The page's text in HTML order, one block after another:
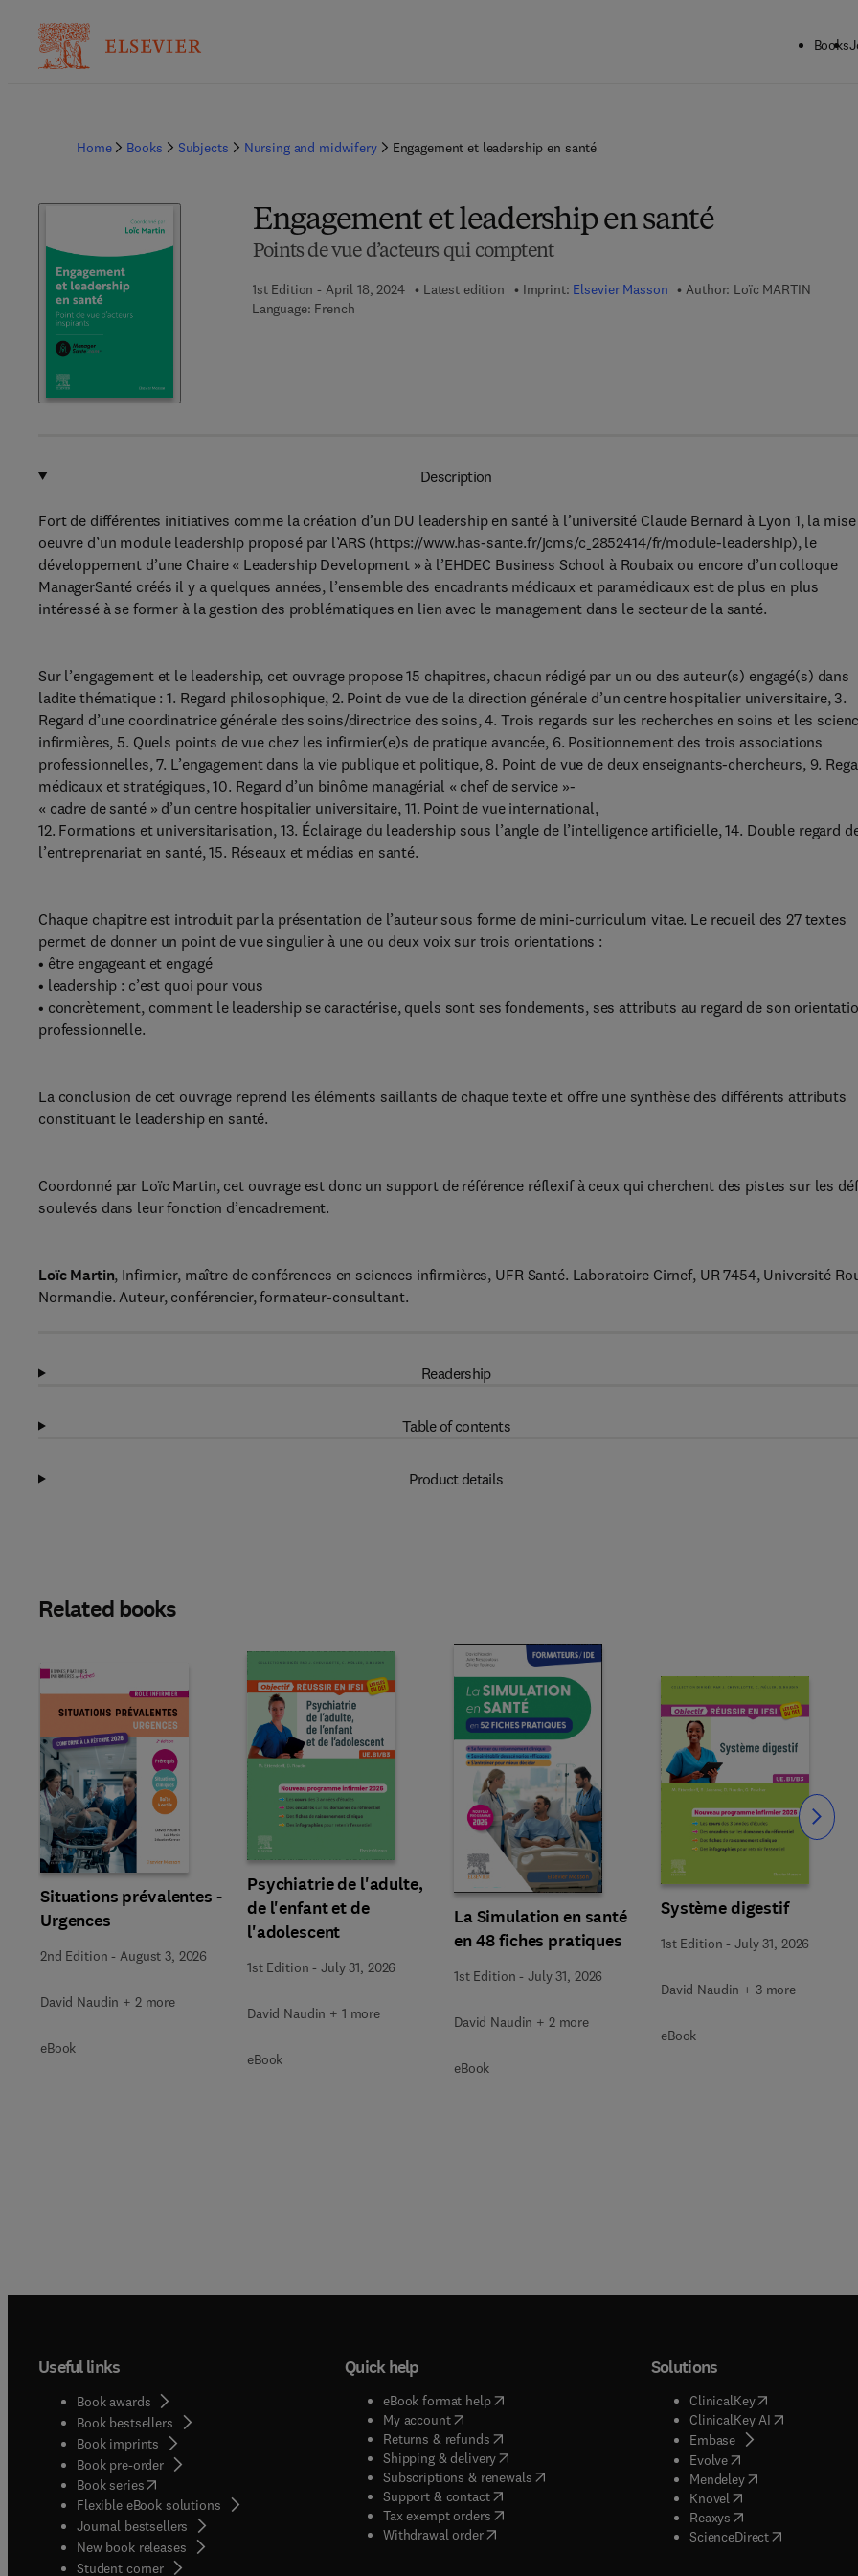
Books
Home Books Subjects Nursing and midwifery Engagement et leadership en santé
Engagement et leadership en santé
Points de vue d’acteurs qui comptent
1st Edition - April 18, 2024 Latest edition Imprint: Elsevier Masson Author: Loïc MARTIN
Language: French
Description
Fort de différentes initiatives comme la création d’un DU leadership en santé à l’université Claude Bernard à Lyon 1, la mise
oeuvre d’un module leadership proposé par l’ARS (https://www.has-sante.fr/jcms/c_2852414/fr/module-leadership), le
développement d’une Chaire « Leadership Development » à l’EHDEC Business School à Roubaix ou encore d’un colloque
ManagerSanté créés il y a quelques années, l’ensemble des encadrants médicaux et paramédicaux est de plus en plus
intéressé à se former à la gestion des problématiques en lien avec le management dans le secteur de la santé.
Sur l’engagement et le leadership, cet ouvrage propose 15 chapitres, chacun rédigé par un ou des auteur(s) engagé(s) dans
ladite thématique : 1. Regard philosophique, 2. Point de vue de la direction générale d’un centre hospitalier universitaire, 3.
Regard d’une coordinatrice générale des soins/directrice des soins, 4. Trois regards sur les recherches en soins et les
infirmières, 5. Quels points de vue chez les infirmier(e)s de pratique avancée, 6. Positionnement des trois associations
professionnelles, 7. L’engagement dans la vie publique et politique, 8. Point de vue de deux enseignants-chercheurs, 9.
médicaux et stratégiques, 10. Regard d’un binôme managérial « chef de service »-
« cadre de santé » d’un centre hospitalier universitaire, 11. Point de vue international,
12. Formations et universitarisation, 13. Éclairage du leadership sous l’angle de l’intelligence artificielle, 14. Double regard
l’entreprenariat en santé, 15. Réseaux et médias en santé.
Chaque chapitre est introduit par la présentation de l’auteur sous forme de mini-curriculum vitae. Le recueil des 27 textes
permet de donner un point de vue singulier à une ou deux voix sur trois orientations :
• être engageant et engagé
• leadership : c’est quoi pour vous
• concrètement, comment le leadership se caractérise, quels sont ses fondements, ses attributs au regard de son
professionnelle.
La conclusion de cet ouvrage reprend les éléments saillants de chaque texte et offre une synthèse des différents attributs
constituant le leadership en santé.
Coordonné par Loïc Martin, cet ouvrage est donc un support de référence réflexif à ceux qui cherchent des pistes sur les
soulevés dans leur fonction d’encadrement.
Loïc Martin, Infirmier, maître de conférences en sciences infirmières, UFR Santé. Laboratoire Cirnef, UR 7454, Université
Normandie. Auteur, conférencier, formateur-consultant.
Readership
Table of contents
Product details
Related books
Situations prévalentes -
Urgences
2nd Edition -August 3, 2026
David Naudin + 2 more
eBook
Psychiatrie de l'adulte,
de l'enfant et de
l'adolescent
1st Edition -July 31, 2026
David Naudin + 1 more
eBook
La Simulation en santé
en 48 fiches pratiques
1st Edition -July 31, 2026
David Naudin + 2 more
eBook
Système digestif
1st Edition -July 31, 2026
David Naudin + 3 more
eBook
Slide Slide
Useful links
Book awards
Book bestsellers
Book imprints
Book pre-order
Book series(opens in new tab/window
Flexible eBook solutions
Journal bestsellers
New book releases
Student corner( opens in new tab/window
Quick help
eBook format help( opens in new tab/window
My account( opens in new tab/window
Returns & refunds( opens in new tab/window
Shipping & delivery(opens in new tab/window
Subscriptions & renewals( opens in new tab/window
)
Support & contact( opens in new tab/window
Tax exempt orders( opens in new tab/window
Withdrawal order
Solutions
ClinicalKey(opens in new
ClinicalKey AI( opens in new
Embase( opens in new tab/
Evolve( opens in new tab/
Mendeley( opens in new tab/
Knovel opens in new tab/
Reaxys opens in new tab/
ScienceDirect( opens in new